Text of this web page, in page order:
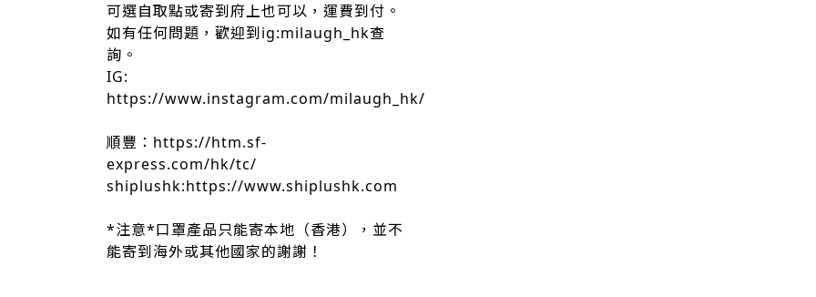
可選自取點或寄到府上也可以，運費到付。
如有任何問題，歡迎到ig:milaugh_hk查
詢。
IG:
https://www.instagram.com/milaugh_hk/
順豐：https://htm.sf-
express.com/hk/tc/
shiplushk:https://www.shiplushk.com
*注意*口罩產品只能寄本地（香港），並不
能寄到海外或其他國家的謝謝！